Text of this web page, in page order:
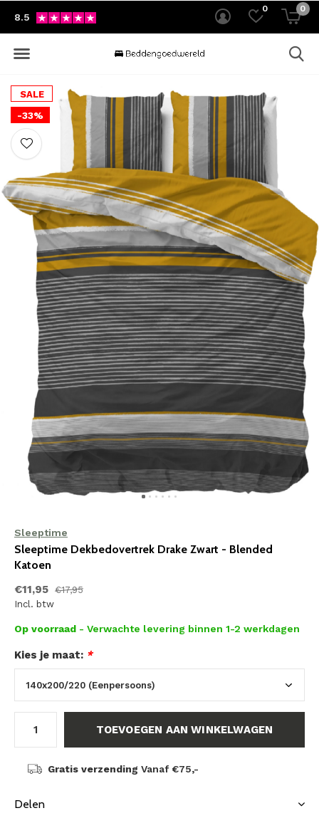
0 0
8.5
SALE
-33%
Sleeptime
Sleeptime Dekbedovertrek Drake Zwart - Blended
Katoen
€11,95 €17,95
Incl. btw
Op voorraad - Verwachte levering binnen 1-2 werkdagen
Kies je maat: *
TOEVOEGEN AAN WINKELWAGEN
Gratis verzending Vanaf €75,-
Delen